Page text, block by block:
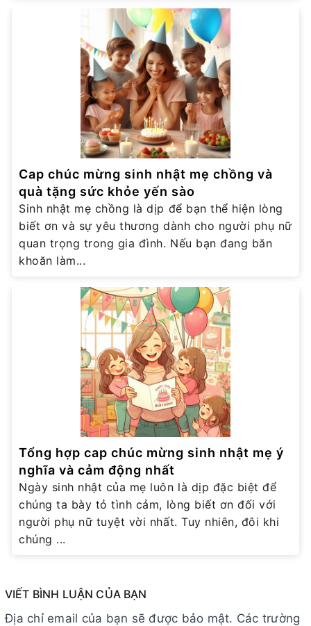
Cap chúc mừng sinh nhật mẹ chồng và
quà tặng sức khỏe yến sào
Sinh nhật mẹ chồng là dịp để bạn thể hiện lòng
biết ơn và sự yêu thương dành cho người phụ nữ
quan trọng trong gia đình. Nếu bạn đang băn
khoăn làm...
Tổng hợp cap chúc mừng sinh nhật mẹ ý
nghĩa và cảm động nhất
Ngày sinh nhật của mẹ luôn là dịp đặc biệt để
chúng ta bày tỏ tình cảm, lòng biết ơn đối với
người phụ nữ tuyệt vời nhất. Tuy nhiên, đôi khi
chúng ...
VIẾT BÌNH LUẬN CỦA BẠN
Địa chỉ email của bạn sẽ được bảo mật. Các trường